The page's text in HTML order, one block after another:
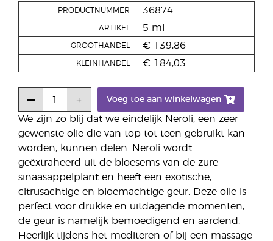
We zijn zo blij dat we eindelijk Neroli, een zeer
gewenste olie die van top tot teen gebruikt kan
worden, kunnen delen. Neroli wordt
geëxtraheerd uit de bloesems van de zure
sinaasappelplant en heeft een exotische,
citrusachtige en bloemachtige geur. Deze olie is
perfect voor drukke en uitdagende momenten,
de geur is namelijk bemoedigend en aardend.
Heerlijk tijdens het mediteren of bij een massage
PRODUCTNUMMER 36874
ARTIKEL 5 ml
GROOTHANDEL € 139,86
KLEINHANDEL € 184,03
Voeg toe aan winkelwagen